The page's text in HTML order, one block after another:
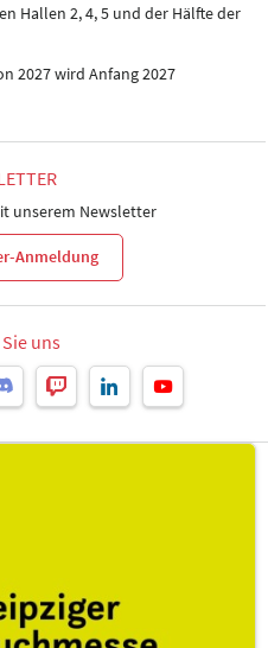
Hallen 2, 4, 5 und der Hälfte der
2027 wird Anfang 2027
unserem Newsletter
Anmeldung
uns